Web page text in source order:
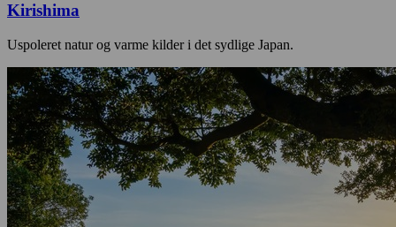
Kirishima
Uspoleret natur og varme kilder i det sydlige Japan.